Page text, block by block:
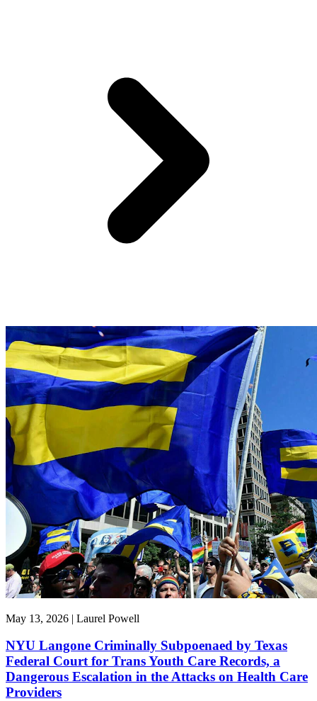
May 13, 2026 | Laurel Powell
NYU Langone Criminally Subpoenaed by Texas
Federal Court for Trans Youth Care Records, a
Dangerous Escalation in the Attacks on Health Care
Providers